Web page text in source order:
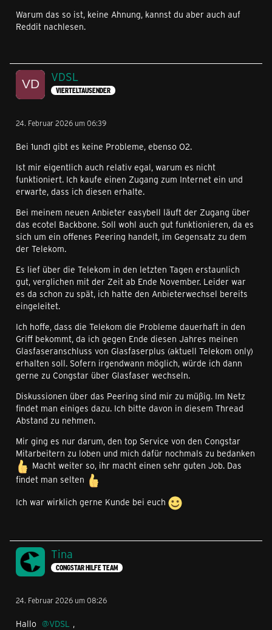
Warum das so ist, keine Ahnung, kannst du aber auch auf
Reddit nachlesen.
VDSL
VIERTELTAUSENDER
24. Februar 2026 um 06:39
Bei 1und1 gibt es keine Probleme, ebenso O2.
Ist mir eigentlich auch relativ egal, warum es nicht
funktioniert. Ich kaufe einen Zugang zum Internet ein und
erwarte, dass ich diesen erhalte.
Bei meinem neuen Anbieter easybell läuft der Zugang über
das ecotel Backbone. Soll wohl auch gut funktionieren, da es
sich um ein offenes Peering handelt, im Gegensatz zu dem
der Telekom.
Es lief über die Telekom in den letzten Tagen erstaunlich
gut, verglichen mit der Zeit ab Ende November. Leider war
es da schon zu spät, ich hatte den Anbieterwechsel bereits
eingeleitet.
Ich hoffe, dass die Telekom die Probleme dauerhaft in den
Griff bekommt, da ich gegen Ende diesen Jahres meinen
Glasfaseranschluss von Glasfaserplus (aktuell Telekom only)
erhalten soll. Sofern irgendwann möglich, würde ich dann
gerne zu Congstar über Glasfaser wechseln.
Diskussionen über das Peering sind mir zu müßig. Im Netz
findet man einiges dazu. Ich bitte davon in diesem Thread
Abstand zu nehmen.
Mir ging es nur darum, den top Service von den Congstar
Mitarbeitern zu loben und mich dafür nochmals zu bedanken
Macht weiter so, ihr macht einen sehr guten Job. Das
findet man selten
Ich war wirklich gerne Kunde bei euch
Tina
CONGSTAR HILFE TEAM
24. Februar 2026 um 08:26
Hallo VDSL ,